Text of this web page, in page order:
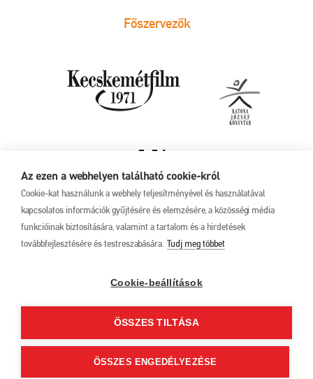
Az ezen a webhelyen található cookie-król
Cookie-kat használunk a webhely teljesítményével és használatával
kapcsolatos információk gyűjtésére és elemzésére, a közösségi média
funkcióinak biztosítására, valamint a tartalom és a hirdetések
továbbfejlesztésére és testreszabására. Tudj meg többet
Cookie-beállítások
ÖSSZES TILTÁSA
ÖSSZES ENGEDÉLYEZÉSE
Főszervezők
17. Kecskeméti
június 1.
Ferenc u. 21.
+36 76 481 788
Adatkezelési tájékoztató